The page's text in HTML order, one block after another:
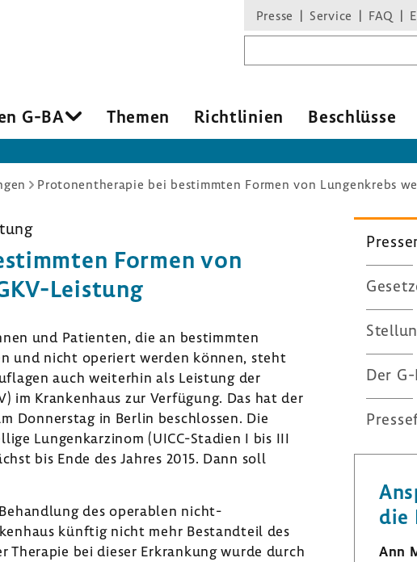
Presse Service FAQ
G-BA Themen Richt­li­nien Beschlüsse
Protonentherapie bei bestimmten Formen von Lungenkrebs
Formen von
​Leistung
und Pati­enten, die an bestimmten
und nicht operiert werden können, steht
auch weiterhin als Leis­tung der
im Kran­ken­haus zur Verfü­gung. Das hat der
Donnerstag in Berlin beschlossen. Die
Lungen­kar­zinom (UICC-​Stadien I bis III
bis Ende des Jahres 2015. Dann soll
des opera­blen nicht-​
künftig nicht mehr Bestand­teil des
Therapie bei dieser Erkran­kung wurde durch
Der
die
Ann